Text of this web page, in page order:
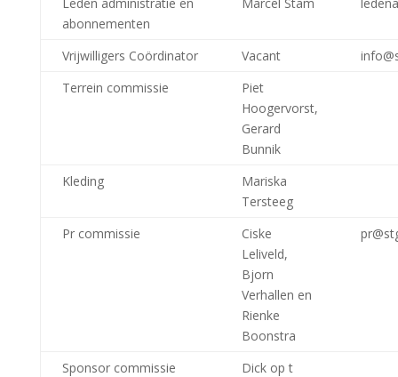
abonnementen
Vrijwilligers Coördinator Vacant
Terrein commissie
Piet
Hoogervorst,
Gerard
Bunnik
Kleding
Mariska
Tersteeg
Pr commissie
Ciske
Leliveld,
Bjorn
Verhallen en
Rienke
Boonstra
Sponsor commissie
Dick op t